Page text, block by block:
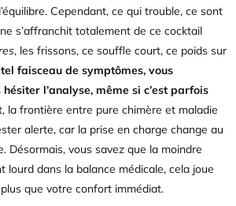
Cependant, ce qui trouble, ce sont
s’affranchit totalement de ce cocktail
, les frissons, ce souffle court, ce poids sur
faisceau de symptômes, vous
l’analyse, même si c’est parfois
la frontière entre pure chimère et maladie
alerte, car la prise en charge change au
Désormais, vous savez que la moindre
lourd dans la balance médicale, cela joue
que votre confort immédiat.